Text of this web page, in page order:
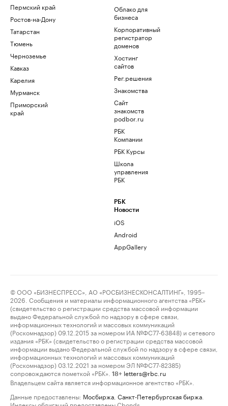
Пермский край
Ростов-на-Дону
Татарстан
Тюмень
Черноземье
Кавказ
Карелия
Мурманск
Приморский
край
Облако для
бизнеса
Корпоративный
регистратор
доменов
Хостинг
сайтов
Рег.решения
Знакомства
Сайт
знакомств
podbor.ru
РБК
Компании
РБК Курсы
Школа
управления
РБК
РБК
Новости
iOS
Android
AppGallery
© ООО «БИЗНЕСПРЕСС», АО «РОСБИЗНЕСКОНСАЛТИНГ», 1995–
2026. Сообщения и материалы информационного агентства «РБК»
(свидетельство о регистрации средства массовой информации
выдано Федеральной службой по надзору в сфере связи,
информационных технологий и массовых коммуникаций
(Роскомнадзор) 09.12.2015 за номером ИА №ФС77-63848) и сетевого
издания «РБК» (свидетельство о регистрации средства массовой
информации выдано Федеральной службой по надзору в сфере связи,
информационных технологий и массовых коммуникаций
(Роскомнадзор) 03.12.2021 за номером ЭЛ №ФС77-82385)
сопровождаются пометкой «РБК».
18+ letters@rbc.ru
Владельцем сайта является информационное агентство «РБК».
Данные предоставлены: Мосбиржа Санкт-Петербургская биржа